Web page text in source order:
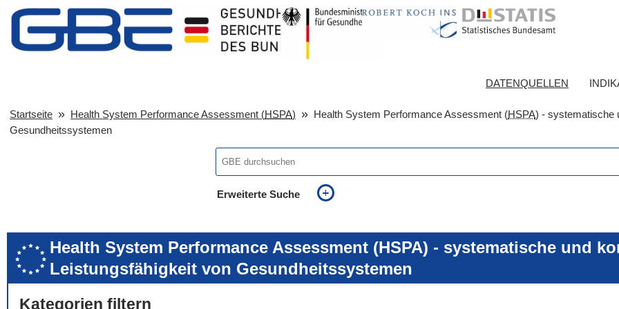
DATENQUELLEN
Startseite Health System Performance Assessment (HSPA) Health System Performance Assessment (HSPA) - systematische
Gesundheitssystemen
Erweiterte Suche
... genau diesen Ausdruck
auch ähnlich geschriebenes einbeziehen
Health System Performance Assessment (HSPA) - systematische und
Leistungsfähigkeit von Gesundheitssystemen
Kategorien filtern